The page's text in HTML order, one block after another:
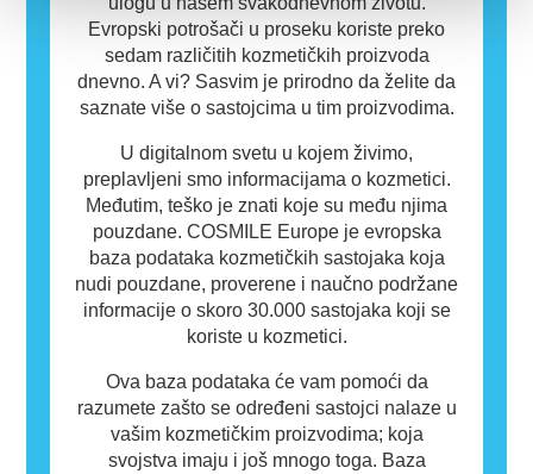
Evropski potrošači u proseku koriste preko
sedam različitih kozmetičkih proizvoda
dnevno. A vi? Sasvim je prirodno da želite da
saznate više o sastojcima u tim proizvodima.
U digitalnom svetu u kojem živimo,
preplavljeni smo informacijama o kozmetici.
Međutim, teško je znati koje su među njima
pouzdane. COSMILE Europe je evropska
baza podataka kozmetičkih sastojaka koja
nudi pouzdane, proverene i naučno podržane
informacije o skoro 30.000 sastojaka koji se
koriste u kozmetici.
Ova baza podataka će vam pomoći da
razumete zašto se određeni sastojci nalaze u
vašim kozmetičkim proizvodima; koja
svojstva imaju i još mnogo toga. Baza